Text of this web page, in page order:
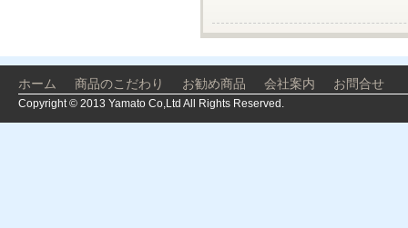
ホーム 商品のこだわり お勧め商品 会社案内 お問合せ
Copyright © 2013 Yamato Co,Ltd All Rights Reserved.